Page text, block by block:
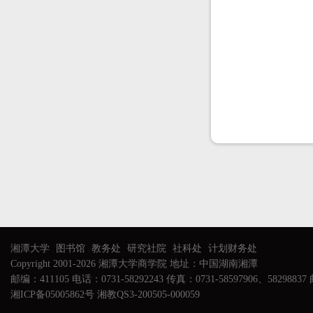
湘潭大学 图书馆 教务处 研究社院 社科处
计划财务处
Copyright 2001-2026 湘潭大学商学院 地址：中国湖南湘潭
邮编：411105 电话：0731-58292243 传真：0731-58597906、58298837
湘ICP备05005862号 湘教QS3-200505-000059